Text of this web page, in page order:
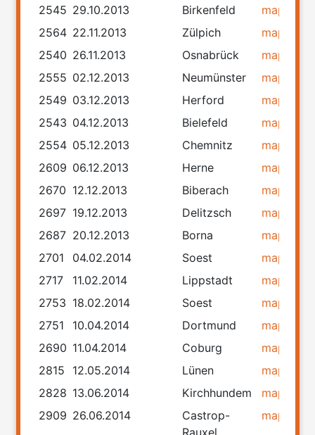
2545 29.10.2013 Birkenfeld map
2564 22.11.2013 Zülpich map
2540 26.11.2013 Osnabrück map
2555 02.12.2013 Neumünster map
2549 03.12.2013 Herford map
2543 04.12.2013 Bielefeld map
2554 05.12.2013 Chemnitz map
2609 06.12.2013 Herne map
2670 12.12.2013 Biberach map
2697 19.12.2013 Delitzsch map
2687 20.12.2013 Borna map
2701
04.02.2014 Soest map
2717
11.02.2014 Lippstadt map
2753 18.02.2014 Soest map
2751
10.04.2014 Dortmund map
2690 11.04.2014 Coburg map
2815
12.05.2014 Lünen map
2828 13.06.2014 Kirchhundem map
2909 26.06.2014
Castrop-
Rauxel
map